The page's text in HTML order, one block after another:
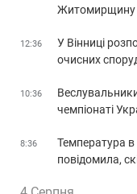
Житомирщину
12:36
У Вінниці
очисних
10:36
чемпіонаті
8:36
Температура в
повідомила,